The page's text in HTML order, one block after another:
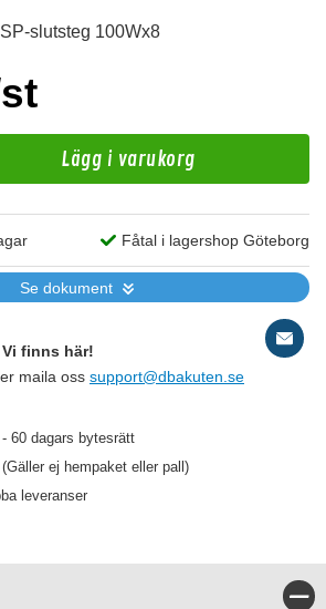
slutsteg 100Wx8
Lägg i varukorg
Fåtal i lagershop Göteborg
Se dokument
finns här!
maila oss support@dbakuten.se
60 dagars bytesrätt
ej hempaket eller pall)
leveranser